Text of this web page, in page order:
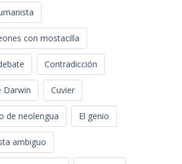
con mostacilla
Contradicción
Darwin Cuvier
de neolengua El genio
ambiguo